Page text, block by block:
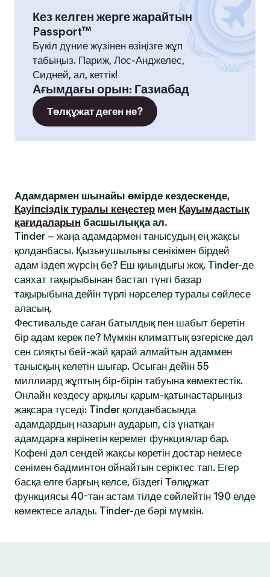
Кез келген жерге жарайтын
Passport™
Бүкіл дүние жүзінен өзіңізге жұп
табыңыз. Париж, Лос-Анджелес,
Сидней, ал, кеттік!
Ағымдағы орын: Газиабад
Төлқұжат деген не?
Адамдармен шынайы өмірде кездескенде,
Қауіпсіздік туралы кеңестер мен Қауымдастық
қағидаларын басшылыққа ал.
Tinder – жаңа адамдармен танысудың ең жақсы
қолданбасы. Қызығушылығы сенікімен бірдей
адам іздеп жүрсің бе? Еш қиындығы жоқ. Tinder-де
саяхат тақырыбынан бастап түнгі базар
тақырыбына дейін түрлі нәрселер туралы сөйлесе
аласың.
Фестивальде саған батылдық пен шабыт беретін
бір адам керек пе? Мүмкін климаттық өзгеріске дәл
сен сияқты бей-жай қарай алмайтын адаммен
танысқың келетін шығар. Осыған дейін 55
миллиард жұптың бір-бірін табуына көмектестік.
Онлайн кездесу арқылы қарым-қатынастарыңыз
жақсара түседі: Tinder қолданбасында
адамдардың назарын аударып, сіз ұнатқан
адамдарға көрінетін керемет функциялар бар.
Кофені дәл сендей жақсы көретін достар немесе
сенімен бадминтон ойнайтын серіктес тап. Егер
басқа елге барғың келсе, біздегі Төлқұжат
функциясы 40-тан астам тілде сөйлейтін 190 елде
көмектесе алады. Tinder-де бәрі мүмкін.